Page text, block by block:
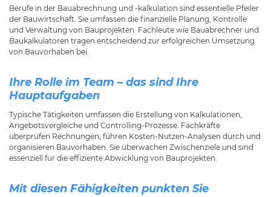
Berufe in der Bauabrechnung und -kalkulation sind essentielle Pfeiler
der Bauwirtschaft. Sie umfassen die finanzielle Planung, Kontrolle
und Verwaltung von Bauprojekten. Fachleute wie Bauabrechner und
Baukalkulatoren tragen entscheidend zur erfolgreichen Umsetzung
von Bauvorhaben bei.
Ihre Rolle im Team – das sind Ihre
Hauptaufgaben
Typische Tätigkeiten umfassen die Erstellung von Kalkulationen,
Angebotsvergleiche und Controlling-Prozesse. Fachkräfte
überprüfen Rechnungen, führen Kosten-Nutzen-Analysen durch und
organisieren Bauvorhaben. Sie überwachen Zwischenziele und sind
essenziell für die effiziente Abwicklung von Bauprojekten.
Mit diesen Fähigkeiten punkten Sie